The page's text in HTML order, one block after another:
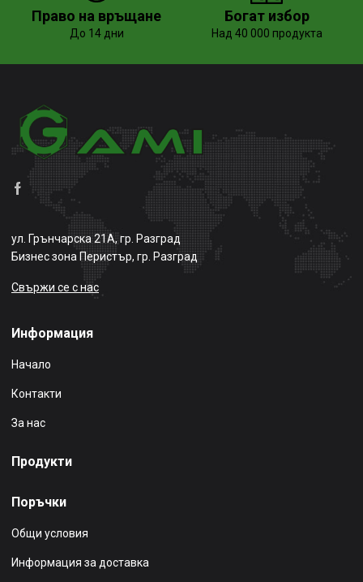
Право на връщане
До 14 дни
Богат избор
Над 40 000 продукта
ул. Грънчарска 21А, гр. Разград
Бизнес зона Перистър, гр. Разград
Свържи се с нас
Информация
Начало
Контакти
За нас
Продукти
Поръчки
Общи условия
Информация за доставка